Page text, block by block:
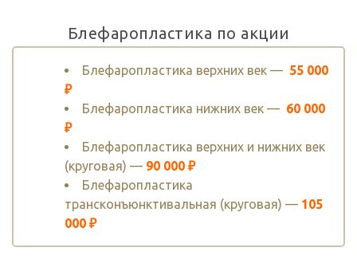
Блефаропластика по акции
Блефаропластика верхних век — 55 000
₽
Блефаропластика нижних век — 60 000
₽
Блефаропластика верхних и нижних век
(круговая) — 90 000 ₽
Блефаропластика
трансконъюнктивальная (круговая) — 105
000 ₽